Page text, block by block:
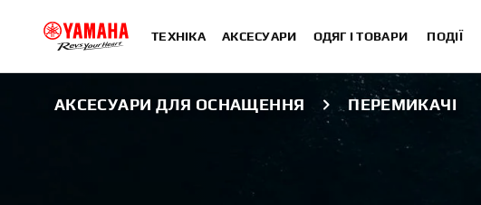
ТЕХНІКА АКСЕСУАРИ ОДЯГ І ТОВАРИ ПОДІЇ
АКСЕСУАРИ ДЛЯ ОСНАЩЕННЯ ПЕРЕМИКАЧІ